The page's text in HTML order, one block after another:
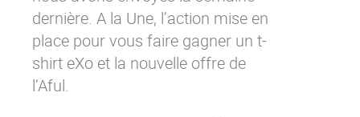
Contactez-nous
Essayez eXo
dernière. A la Une, l’action mise en
place pour vous faire gagner un t-
shirt eXo et la nouvelle offre de
l’Aful.